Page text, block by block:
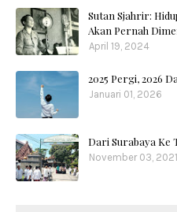
Sutan Sjahrir:
Akan Pernah
April 19, 2024
2025 Pergi, 2026
Januari 01, 2026
Dari Surabaya Ke
November 03, 2021